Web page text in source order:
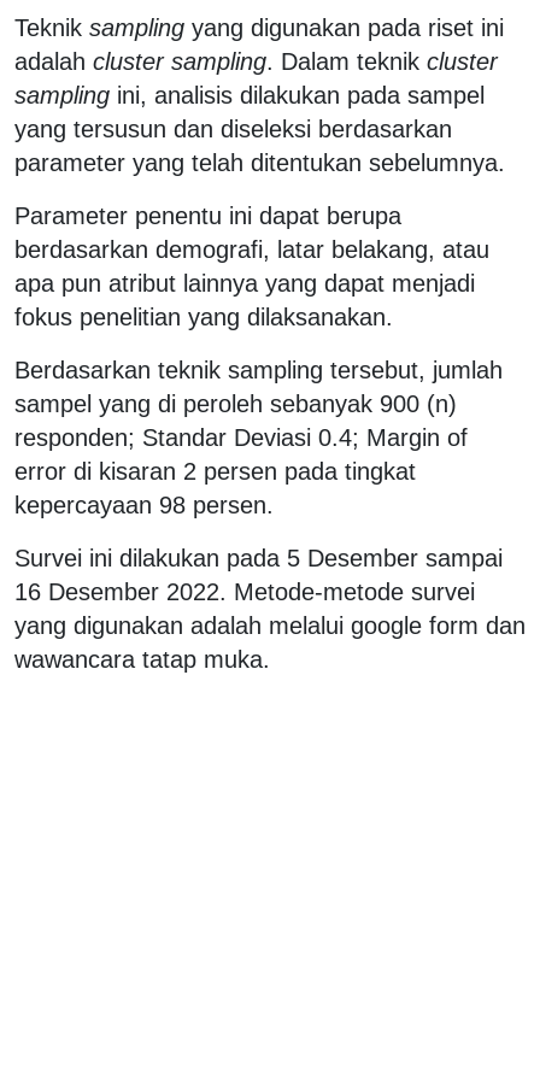
Teknik sampling yang digunakan pada riset ini
adalah cluster sampling. Dalam teknik cluster
sampling ini, analisis dilakukan pada sampel
yang tersusun dan diseleksi berdasarkan
parameter yang telah ditentukan sebelumnya.
Parameter penentu ini dapat berupa
berdasarkan demografi, latar belakang, atau
apa pun atribut lainnya yang dapat menjadi
fokus penelitian yang dilaksanakan.
Berdasarkan teknik sampling tersebut, jumlah
sampel yang di peroleh sebanyak 900 (n)
responden; Standar Deviasi 0.4; Margin of
error di kisaran 2 persen pada tingkat
kepercayaan 98 persen.
Survei ini dilakukan pada 5 Desember sampai
16 Desember 2022. Metode-metode survei
yang digunakan adalah melalui google form dan
wawancara tatap muka.